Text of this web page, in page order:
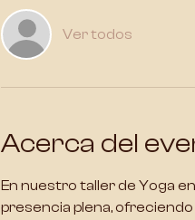
Ver todos
Acerca del
En nuestro taller de Yoga
presencia plena, ofreciendo